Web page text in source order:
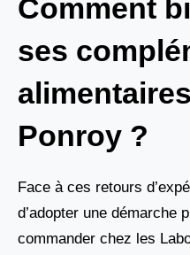
Comment
ses
Ponroy ?
Face à ces retours
d’adopter une démarche
commander chez les